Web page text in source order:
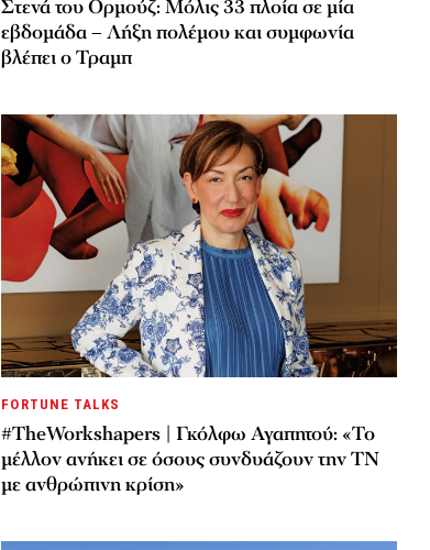
Στενά του Ορμούζ: Μόλις 33 πλοία σε μία
εβδομάδα – Λήξη πολέμου και συμφωνία
βλέπει ο Τραμπ
FORTUNE TALKS
#TheWorkshapers | Γκόλφω Αγαπητού: «Το
μέλλον ανήκει σε όσους συνδυάζουν την ΤΝ
με ανθρώπινη κρίση»